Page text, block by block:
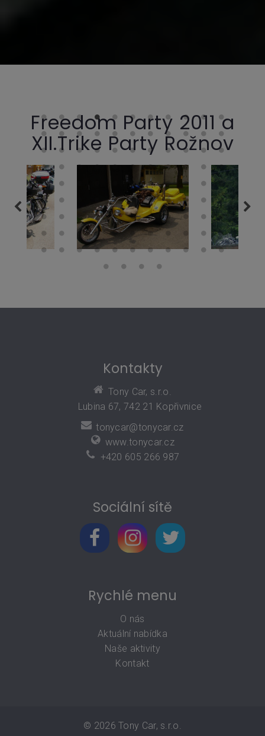
Freedom Party 2011 a
XII.Trike Party Rožnov
Kontakty
Tony Car, s.r.o.
Lubina 67, 742 21 Kopřivnice
tonycar@tonycar.cz
www.tonycar.cz
+420 605 266 987
Sociální sítě
Rychlé menu
O nás
Aktuální nabídka
Naše aktivity
Kontakt
© 2026Tony Car, s.r.o.